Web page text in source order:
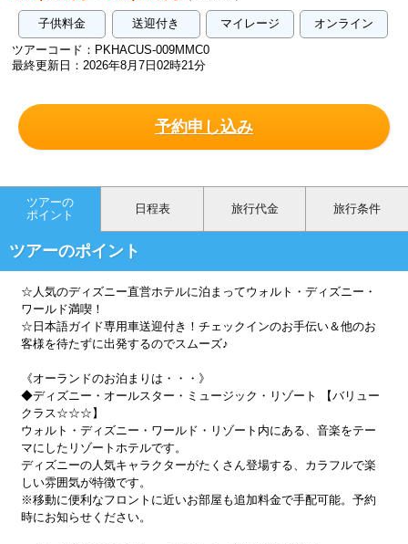
子供料金 送迎付き マイレージ
オンライン
ツアーコード：PKHACUS-009MMC0
最終更新日：2026年8月7日02時21分
予約申し込み
ツアーの
ポイント
日程表 旅行代金 旅行条件
ツアーのポイント
☆人気のディズニー直営ホテルに泊まってウォルト・ディズニー・
ワールド満喫！
☆日本語ガイド専用車送迎付き！チェックインのお手伝い＆他のお
客様を待たずに出発するのでスムーズ♪
《オーランドのお泊まりは・・・》
◆ディズニー・オールスター・ミュージック・リゾート 【バリュー
クラス☆☆☆】
ウォルト・ディズニー・ワールド・リゾート内にある、音楽をテー
マにしたリゾートホテルです。
ディズニーの人気キャラクターがたくさん登場する、カラフルで楽
しい雰囲気が特徴です。
※移動に便利なフロントに近いお部屋も追加料金で手配可能。予約
時にお知らせください。